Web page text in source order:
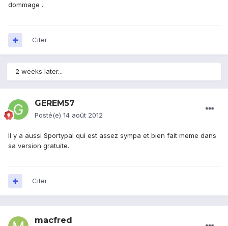
dommage .
Citer
2 weeks later...
GEREM57
Posté(e) 14 août 2012
Il y a aussi Sportypal qui est assez sympa et bien fait meme dans
sa version gratuite.
Citer
macfred